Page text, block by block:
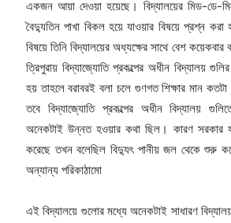
একজন আয়া দেওয়া হয়েছে। বিদ্যালয়ের মিড-ডে-
বৈদ্যুতিন পাখা বিকল হয়ে যাওয়ার বিষয়ে প্রশ্ন
বিষয়ে তিনি বিদ্যালয়ের অধ্যক্ষের সাথে বেশ
ত্রিপুরায় বিদ্যাজ্যোতি প্রকল্পের অধীন বিদ্যালয়
হয় তাহলে বরাবরই বলা চলে গুণগত শিক্ষার মান কতটা
তবে বিদ্যাজ্যোতি প্রকল্পের অধীন বিদ্যালয়
অনেকটাই উন্নত হওয়ার কথা ছিল। কারণ সরকার
করেছে তখন বলেছিল বিদ্যুৎ পানীয় জল থেকে শুরু
অন্যান্য পরিকাঠামো
এই বিদ্যালয়ে গুলোর মধ্যে অনেকটাই সাধারণ